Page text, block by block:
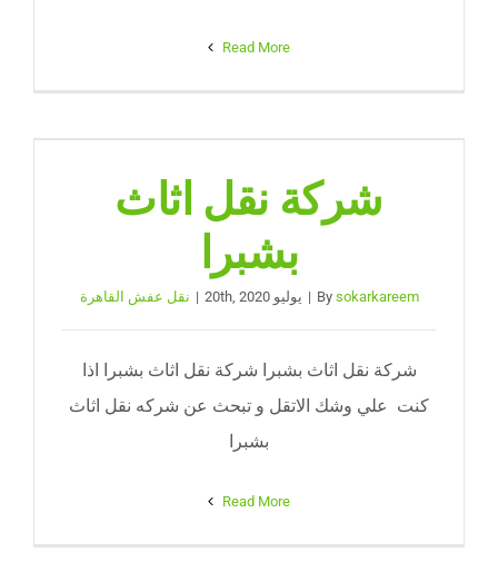
Read More
شركة نقل اثاث
بشبرا
By sokarkareem
| يوليو 20th, 2020 | نقل عفش القاهرة
شركة نقل اثاث بشبرا شركة نقل اثاث بشبرا اذا
كنت علي وشك الاتقل و تبحث عن شركه نقل اثاث
بشبرا
Read More